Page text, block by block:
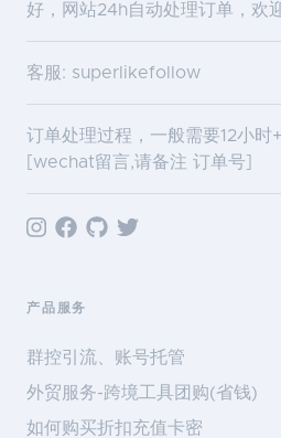
好，网站24h自动处理订单，欢
客服: superlikefollow
订单处理过程，一般需要12小时
[wechat留言,请备注 订单号]
产品服务
群控引流、账号托管
外贸服务-跨境工具团购(省钱)
如何购买折扣充值卡密